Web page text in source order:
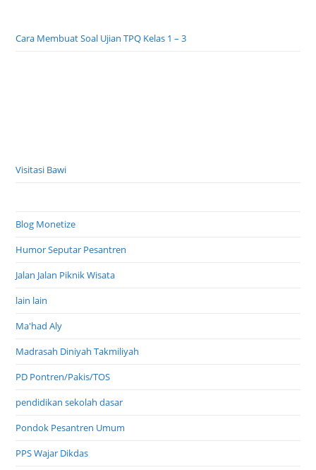
Cara Membuat Soal Ujian TPQ Kelas 1 – 3
Visitasi Bawi
Blog Monetize
Humor Seputar Pesantren
Jalan Jalan Piknik Wisata
lain lain
Ma'had Aly
Madrasah Diniyah Takmiliyah
PD Pontren/Pakis/TOS
pendidikan sekolah dasar
Pondok Pesantren Umum
PPS Wajar Dikdas